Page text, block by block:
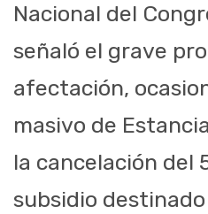
Nacional del
señaló el grave
afectación,
masivo de
la cancelación del
subsidio